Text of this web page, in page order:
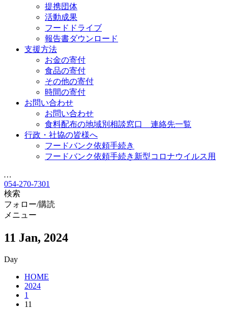
提携団体
活動成果
フードドライブ
報告書ダウンロード
支援方法
お金の寄付
食品の寄付
その他の寄付
時間の寄付
お問い合わせ
お問い合わせ
食料配布の地域別相談窓口 連絡先一覧
行政・社協の皆様へ
フードバンク依頼手続き
フードバンク依頼手続き新型コロナウイルス用
…
054-270-7301
検索
フォロー/購読
メニュー
11 Jan, 2024
Day
HOME
2024
1
11